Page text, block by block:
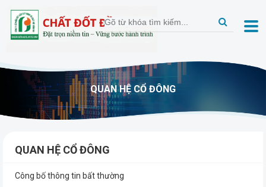
QUAN HỆ CỔ ĐÔNG
QUAN HỆ CỔ ĐÔNG
Công bố thông tin bất thường